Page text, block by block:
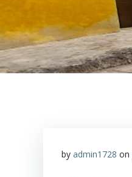
by admin1728 on